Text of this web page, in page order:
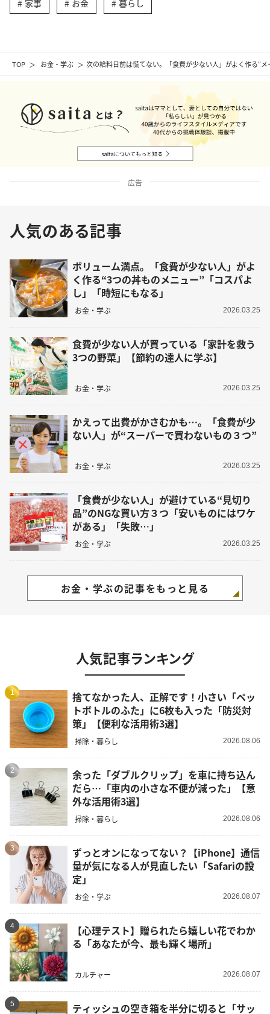
TOP お金・学ぶ 次の給料日前は慌てない。「食費が少ない人」がよく作る“
家事 お金 暮らし
広告
人気のある記事
ボリューム満点。「食費が少ない人」がよ
く作る“3つの丼ものメニュー”「コスパよ
し」「時短にもなる」
お金・学ぶ 2026.03.25
食費が少ない人が買っている「家計を救う
3つの野菜」【節約の達人に学ぶ】
お金・学ぶ 2026.03.25
かえって出費がかさむかも…。「食費が少
ない人」が“スーパーで買わないもの３つ”
お金・学ぶ 2026.03.25
「食費が少ない人」が避けている“見切り
品”のNGな買い方３つ「安いものにはワケ
がある」「失敗…」
お金・学ぶ 2026.03.25
お金・学ぶの記事をもっと見る
人気記事ランキング
1
捨てなかった人、正解です！小さい「ペッ
トボトルのふた」に6枚も入った「防災対
策」【便利な活用術3選】
掃除・暮らし 2026.08.06
2
余った「ダブルクリップ」を車に持ち込ん
だら…「車内の小さな不便が減った」【意
外な活用術3選】
掃除・暮らし 2026.08.06
3
ずっとオンになってない？【iPhone】通信
量が気になる人が見直したい「Safariの設
定」
お金・学ぶ 2026.08.07
4
【心理テスト】贈られたら嬉しい花でわか
る「あなたが今、最も輝く場所」
カルチャー 2026.08.07
5
ティッシュの空き箱を半分に切ると「サッ